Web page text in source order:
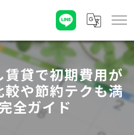
賃貸で初期費用が
較や節約テクも満
全ガイド